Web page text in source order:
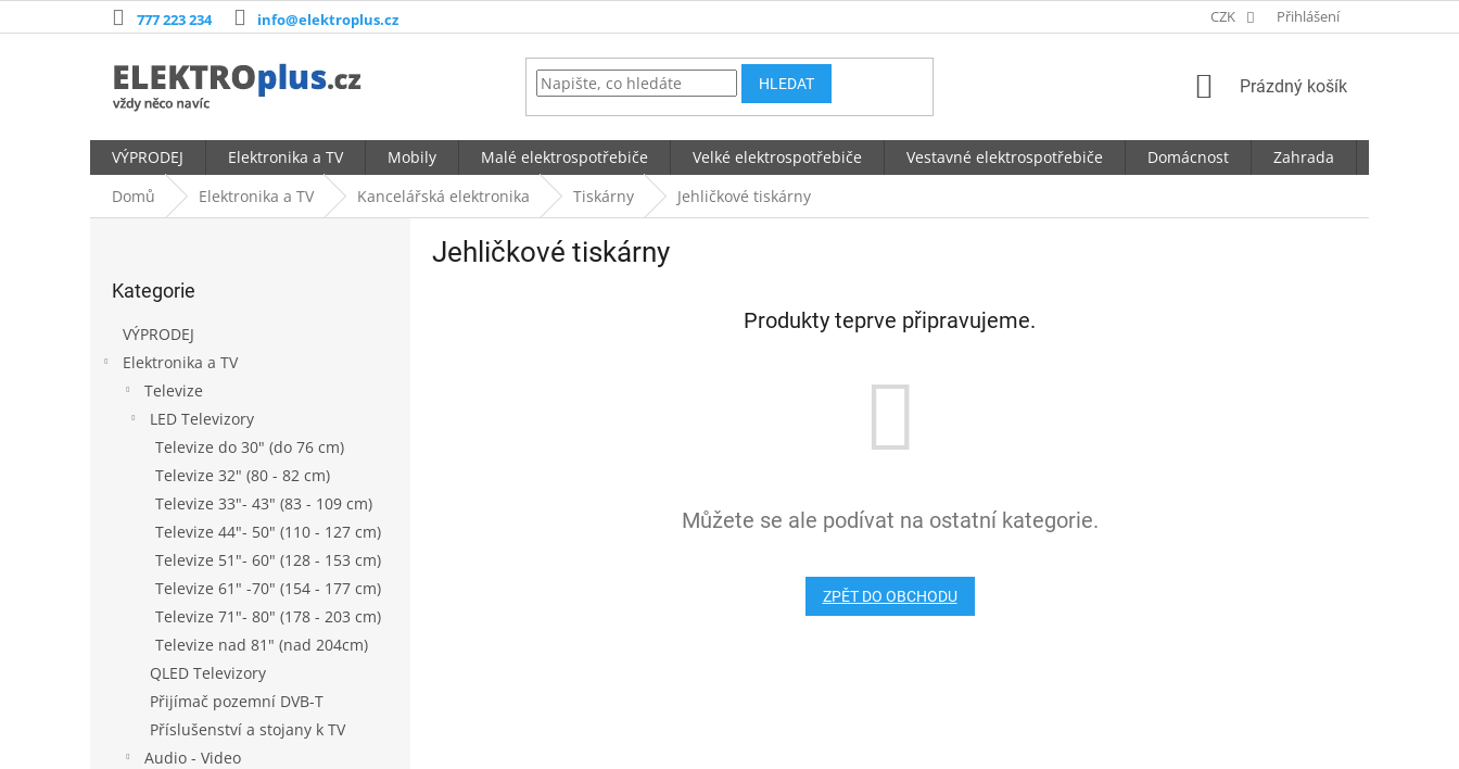
na
777 223 234 info@elektroplus.cz CZK Přihlášení
HLEDAT
NÁKUPNÍ
Prázdný košík
VÝPRODEJ Elektronika a TV Mobily Malé elektrospotřebiče Velké elektrospotřebiče Vestavné elektrospotřebiče Domácnost Zahrada
Domů
Elektronika a TV Kancelářská elektronika Tiskárny Jehličkové tiskárny
kategorie
Kategorie
VÝPRODEJ
Elektronika a TV
Televize
LED Televizory
Televize do 30" (do 76 cm)
Televize 32" (80 - 82 cm)
Televize 33"- 43" (83 - 109 cm)
Televize 44"- 50" (110 - 127 cm)
Televize 51"- 60" (128 - 153 cm)
Televize 61" -70" (154 - 177 cm)
Televize 71"- 80" (178 - 203 cm)
Televize nad 81" (nad 204cm)
QLED Televizory
Přijímač pozemní DVB-T
Příslušenství a stojany k TV
Audio - Video
Jehličkové tiskárny
Produkty teprve připravujeme.
Můžete se ale podívat na ostatní kategorie.
ZPĚT DO OBCHODU